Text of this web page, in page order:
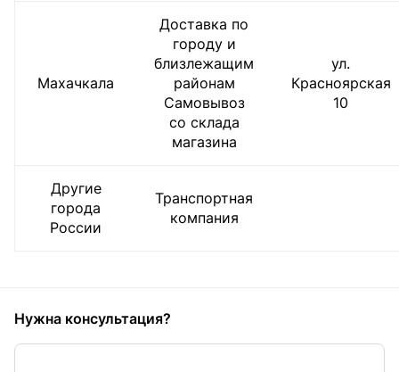
Махачкала
Доставка по
городу и
близлежащим
районам
Самовывоз
со склада
магазина
ул.
Красноярская
10
Другие
города
России
Транспортная
компания
Нужна консультация?